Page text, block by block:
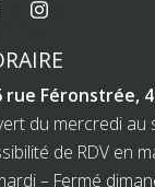
rue Féronstrée,
du mercredi au
de RDV en
– Fermé